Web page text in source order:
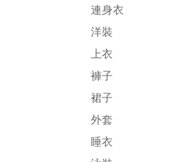
連身衣
洋裝
上衣
褲子
裙子
外套
睡衣